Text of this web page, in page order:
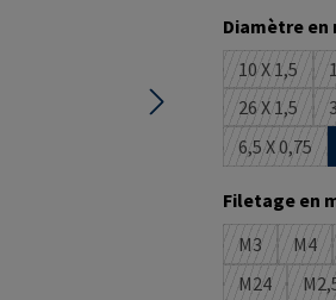
Diamètre en
10 X 1,5
(Cette
26 X 1,5
(Cette
6,5 X 0,75
(Cette
Filetage en
M3
(Cette
M4
M24